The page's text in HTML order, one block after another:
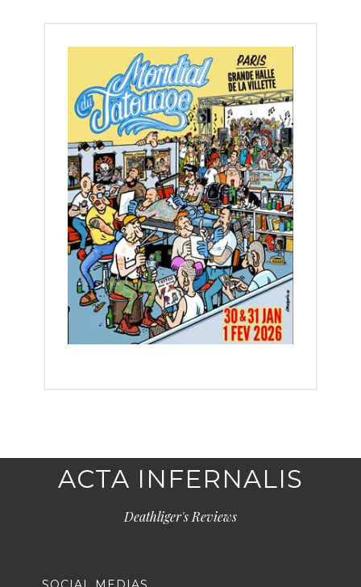
ACTA INFERNALIS
Deathliger's Reviews